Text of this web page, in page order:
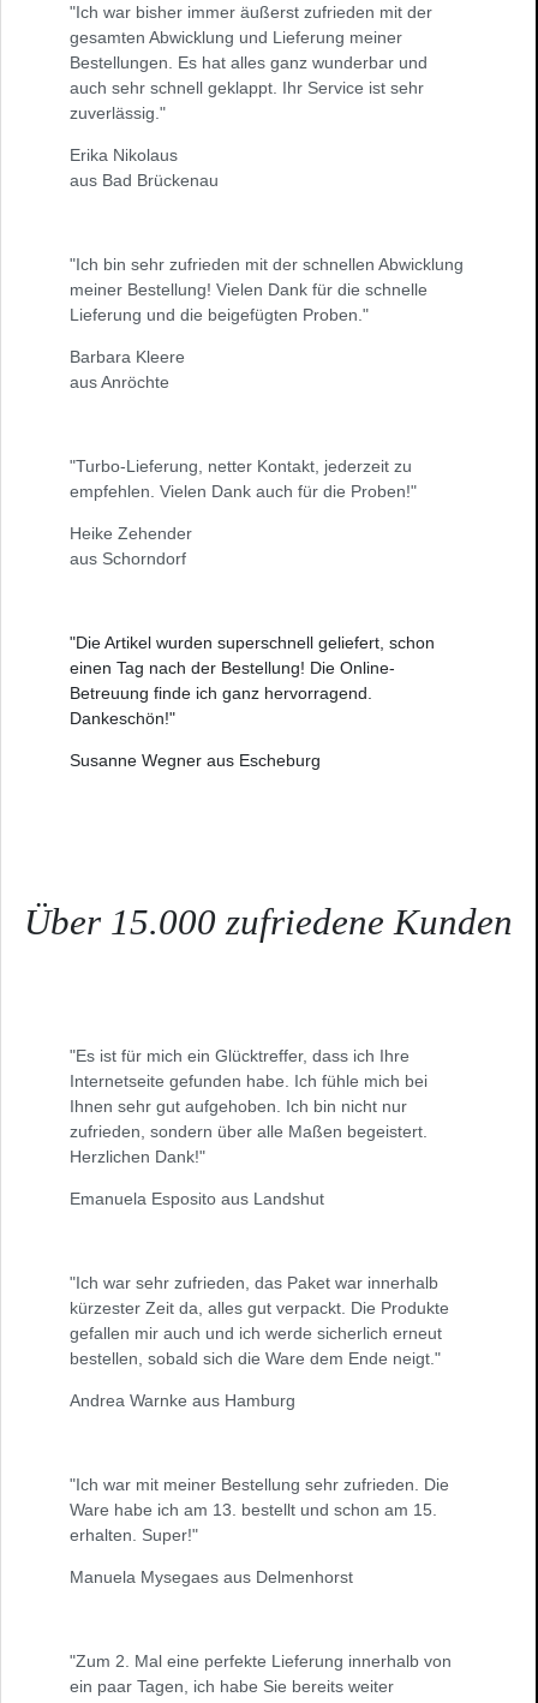
"Ich war bisher immer äußerst zufrieden mit der
gesamten Abwicklung und Lieferung meiner
Bestellungen. Es hat alles ganz wunderbar und
auch sehr schnell geklappt. Ihr Service ist sehr
zuverlässig."
Erika Nikolaus
aus Bad Brückenau
"Ich bin sehr zufrieden mit der schnellen Abwicklung
meiner Bestellung! Vielen Dank für die schnelle
Lieferung und die beigefügten Proben."
Barbara Kleere
aus Anröchte
"Turbo-Lieferung, netter Kontakt, jederzeit zu
empfehlen. Vielen Dank auch für die Proben!"
Heike Zehender
aus Schorndorf
"Die Artikel wurden superschnell geliefert, schon
einen Tag nach der Bestellung! Die Online-
Betreuung finde ich ganz hervorragend.
Dankeschön!"
Susanne Wegner aus Escheburg
Über 15.000 zufriedene Kunden
"Es ist für mich ein Glücktreffer, dass ich Ihre
Internetseite gefunden habe. Ich fühle mich bei
Ihnen sehr gut aufgehoben. Ich bin nicht nur
zufrieden, sondern über alle Maßen begeistert.
Herzlichen Dank!"
Emanuela Esposito aus Landshut
"Ich war sehr zufrieden, das Paket war innerhalb
kürzester Zeit da, alles gut verpackt. Die Produkte
gefallen mir auch und ich werde sicherlich erneut
bestellen, sobald sich die Ware dem Ende neigt."
Andrea Warnke aus Hamburg
"Ich war mit meiner Bestellung sehr zufrieden. Die
Ware habe ich am 13. bestellt und schon am 15.
erhalten. Super!"
Manuela Mysegaes aus Delmenhorst
"Zum 2. Mal eine perfekte Lieferung innerhalb von
ein paar Tagen, ich habe Sie bereits weiter